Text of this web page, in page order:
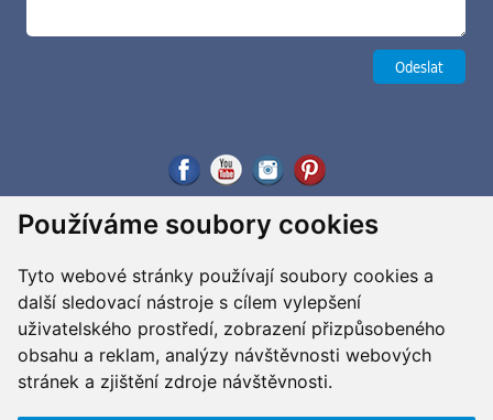
Používáme soubory cookies
Tyto webové stránky používají soubory cookies a
další sledovací nástroje s cílem vylepšení
uživatelského prostředí, zobrazení přizpůsobeného
obsahu a reklam, analýzy návštěvnosti webových
stránek a zjištění zdroje návštěvnosti.